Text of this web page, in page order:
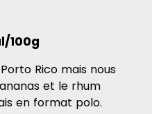
100g
Rico mais nous
et le rhum
en format polo.